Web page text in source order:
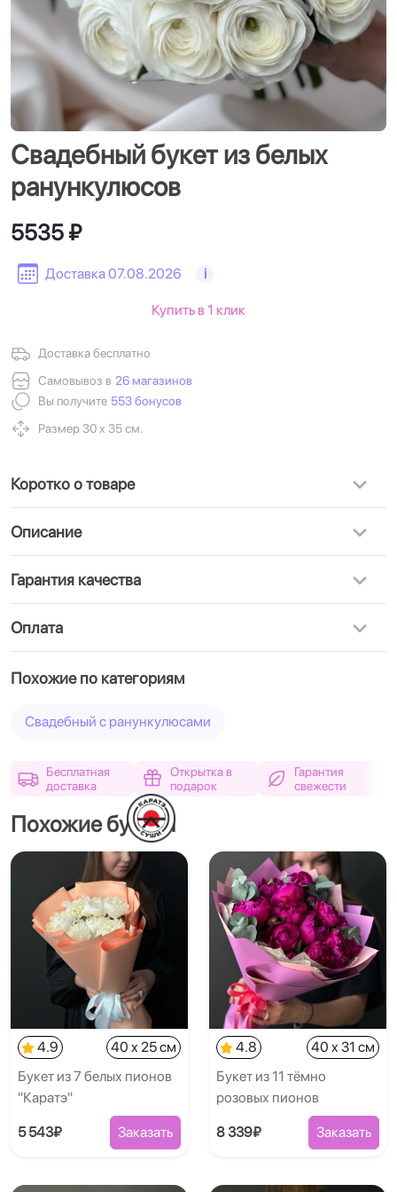
Свадебный букет из белых
ранункулюсов
Доставка 07.08.2026 i
5535 ₽
Доставка бесплатно
Самовывоз в 26 магазинов
Вы получите 553 бонусов
Размер 30 х 35 см.
Купить в 1 клик
Коротко о товаре
Описание
Гарантия качества
Оплата
Похожие по категориям
Свадебный с ранункулюсами
Бесплатная
доставка
Открытка в
подарок
Гарантия
свежести
Похожие букеты
4.9
40 x 25 см
Букет из 7 белых пионов
"Каратэ"
5 543₽ Заказать
4.8
40 x 31 см
Букет из 11 тёмно
розовых пионов
8 339₽ Заказать